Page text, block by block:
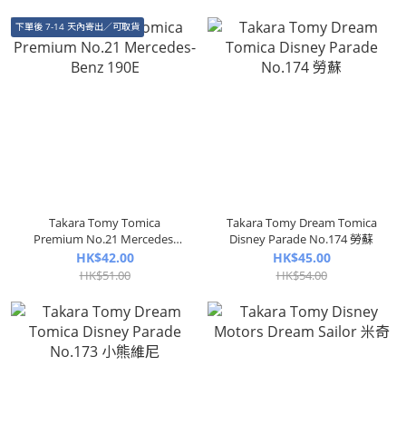
下單後 7-14 天內寄出／可取貨
Takara Tomy Tomica
Premium No.21 Mercedes-
Benz 190E
HK$42.00
HK$51.00
Takara Tomy Dream Tomica
Disney Parade No.174 勞蘇
HK$45.00
HK$54.00